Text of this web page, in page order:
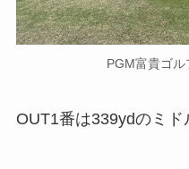
PGM富貴ゴル
OUT1番は339ydのミド